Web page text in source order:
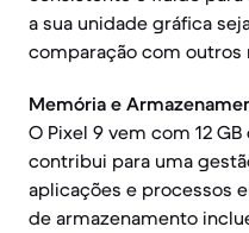
a sua unidade gráfica
comparação com outros
Memória e
O Pixel 9 vem com 12
contribui para uma
aplicações e processos
de armazenamento